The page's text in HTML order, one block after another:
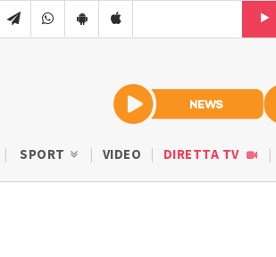
SPORT VIDEO DIRETTA TV